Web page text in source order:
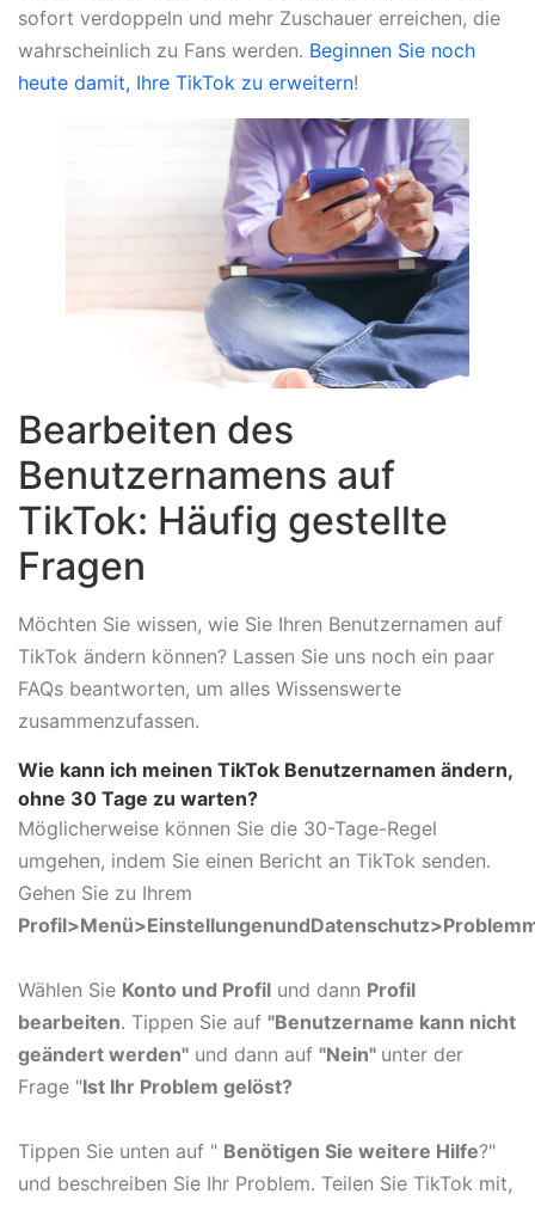
sofort verdoppeln und mehr Zuschauer erreichen, die
wahrscheinlich zu Fans werden. Beginnen Sie noch
heute damit, Ihre TikTok zu erweitern!
Bearbeiten des
Benutzernamens auf
TikTok: Häufig gestellte
Fragen
Möchten Sie wissen, wie Sie Ihren Benutzernamen auf
TikTok ändern können? Lassen Sie uns noch ein paar
FAQs beantworten, um alles Wissenswerte
zusammenzufassen.
Wie kann ich meinen TikTok Benutzernamen ändern,
ohne 30 Tage zu warten?
Möglicherweise können Sie die 30-Tage-Regel
umgehen, indem Sie einen Bericht an TikTok senden.
Gehen Sie zu Ihrem
Profil>Menü>EinstellungenundDatenschutz>Problem
Wählen Sie Konto und Profil und dann Profil
bearbeiten. Tippen Sie auf "Benutzername kann nicht
geändert werden" und dann auf "Nein" unter der
Frage "Ist Ihr Problem gelöst?
Tippen Sie unten auf " Benötigen Sie weitere Hilfe?"
und beschreiben Sie Ihr Problem. Teilen Sie TikTok mit,